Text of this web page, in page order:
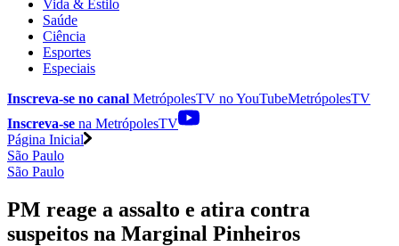
Vida & Estilo
Saúde
Ciência
Esportes
Especiais
Inscreva-se no canal MetrópolesTV noYouTubeMetrópolesTV
Inscreva-se na MetrópolesTV
Página Inicial
São Paulo
São Paulo
PM reage a assalto e atira contra
suspeitos na Marginal Pinheiros